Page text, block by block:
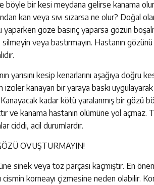
böyle bir kesi meydana gelirse kanama olur
kan veya sıvı sızarsa ne olur? Doğal
göze basınç yaparsa gözün
silmeyin veya bastırmayın. Hastanın
yarısını kesip kenarlarını aşağıya
izciler kanayan bir yaraya baskı
kadar kötü yaralanmış bir gözü
ve kanama hastanın ölümüne yol açmaz.
ciddi, acil durumlardır.
OVUŞTURMAYIN!
sinek veya toz parçası kaçmıştır. En
cismin korneayı çizmesine neden olabilir.